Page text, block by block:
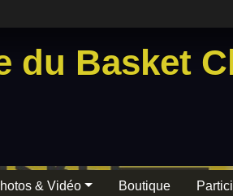
du Basket
& Vidéo Boutique